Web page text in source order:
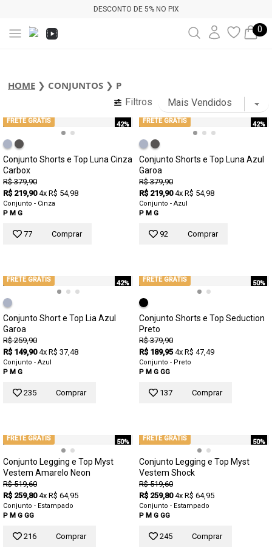
DESCONTO DE 5% NO PIX
0
HOME ❯ CONJUNTOS ❯ P
Filtros
42%
FRETE GRÁTIS
Conjunto Shorts e Top Luna Cinza
Carbox
R$ 379,90
R$ 219,90 4x R$ 54,98
Conjunto - Cinza
P M G
77 Comprar
42%
FRETE GRÁTIS
Conjunto Shorts e Top Luna Azul
Garoa
R$ 379,90
R$ 219,90 4x R$ 54,98
Conjunto - Azul
P M G
92 Comprar
42%
FRETE GRÁTIS
Conjunto Short e Top Lia Azul
Garoa
R$ 259,90
R$ 149,90 4x R$ 37,48
Conjunto - Azul
P M G
235 Comprar
50%
FRETE GRÁTIS
Conjunto Shorts e Top Seduction
Preto
R$ 379,90
R$ 189,95 4x R$ 47,49
Conjunto - Preto
P M G GG
137 Comprar
50%
FRETE GRÁTIS
Conjunto Legging e Top Myst
Vestem Amarelo Neon
R$ 519,60
R$ 259,80 4x R$ 64,95
Conjunto - Estampado
P M G GG
216 Comprar
50%
FRETE GRÁTIS
Conjunto Legging e Top Myst
Vestem Shock
R$ 519,60
R$ 259,80 4x R$ 64,95
Conjunto - Estampado
P M G GG
245 Comprar